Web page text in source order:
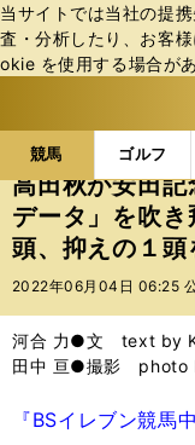
当サイトでは当社の提
査・分析したり、お客
okie を使⽤する場合が
競馬 ゴルフ
b
ス
ポ
ル
テ
ー
バ
競馬の記事一覧
高田秋が安田
データ」を吹き
頭、抑えの１頭
2022年06月04日 06:25
河合 力●文 text by
田中 亘●撮影 photo
『BSイレブン競馬